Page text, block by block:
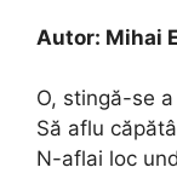
Autor: Mihai
O, stingă-se
Să aflu
N-aflai loc